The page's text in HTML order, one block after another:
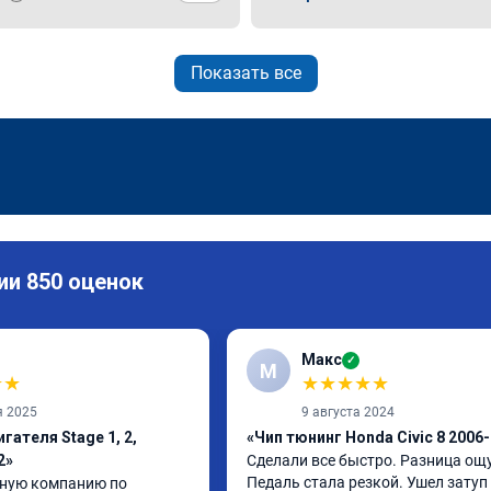
Показать все
850 оценок
★
2025
Stage 1, 2,
компанию по
М Макс ✓
★★★★★
9 августа 2024
«Чип тюнинг Honda Civic 8
Сделали все быстро. Разница
Педаль стала резкой. Ушел затуп